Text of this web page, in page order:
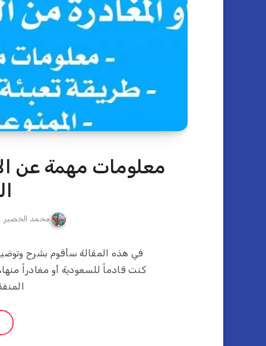
معلومات مهمة عن
محمد الخضير
في هذه المقالة سأقوم بشرح
كنت قادماً للسعودية أو مغادراً